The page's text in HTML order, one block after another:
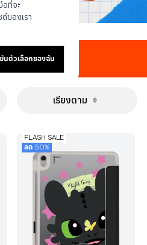
อที่จะ
ของเรา
นตัวเลือกของฉัน
เรียงตาม
FLASH SALE
ลด 50%